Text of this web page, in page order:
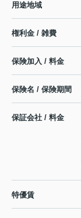
用途地域
権利金 / 雑費
保険加入 / 料金
保険名 / 保険期間
保証会社 / 料金
特優賃